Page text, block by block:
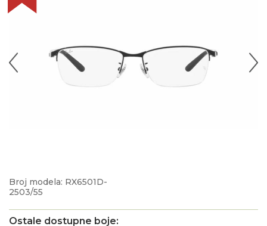
Broj modela: RX6501D-
2503/55
Ostale dostupne boje: